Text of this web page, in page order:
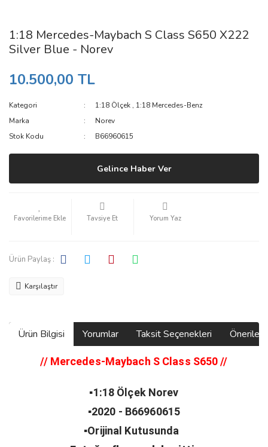
1:18 Mercedes-Maybach S Class S650 X222
Silver Blue - Norev
10.500,00 TL
Kategori 1:18 Ölçek , 1:18 Mercedes-Benz
Marka
Norev
Stok Kodu
B66960615
Gelince Haber Ver
Tavsiye Et Yorum Yaz
Ürün Paylaş :
Karşılaştır
Ürün Bilgisi Yorumlar Taksit Seçenekleri
// Mercedes-Maybach S Class S650//
▪️1:18 Ölçek Norev
▪️2020 - B66960615
▪️Orijinal Kutusunda